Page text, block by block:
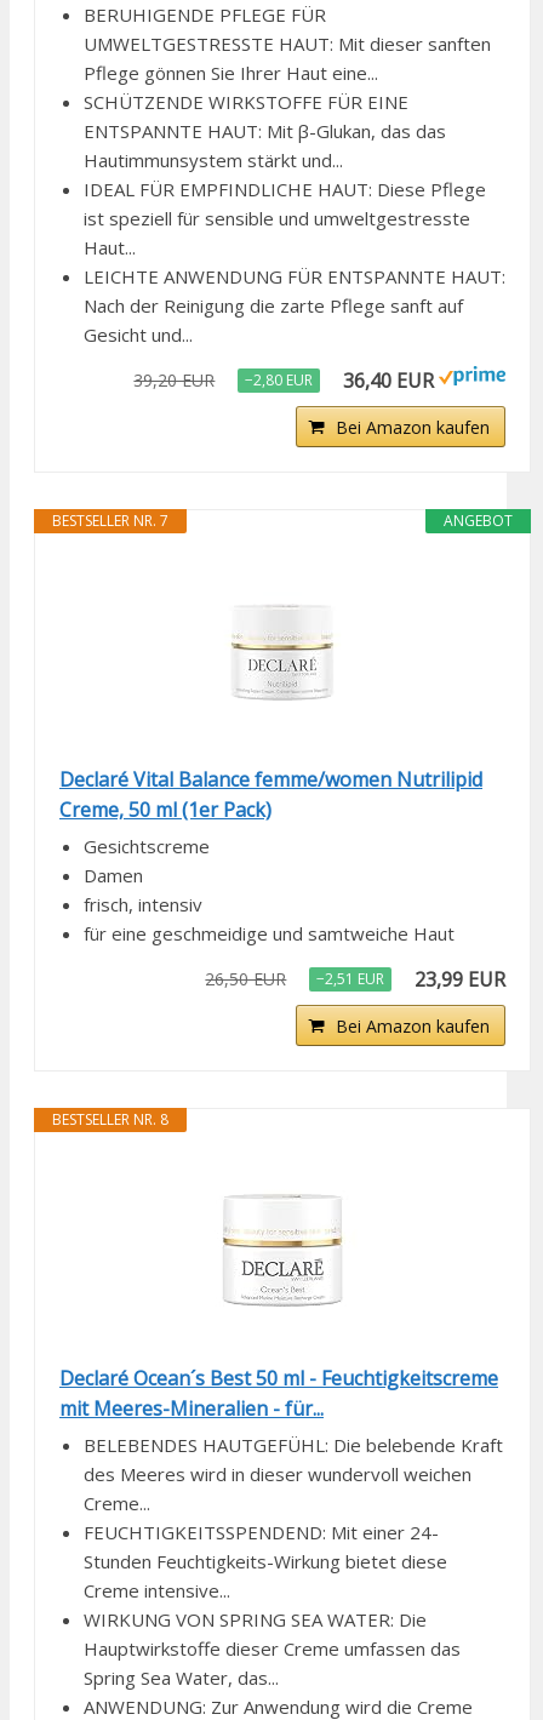
BERUHIGENDE PFLEGE FÜR
UMWELTGESTRESSTE HAUT: Mit dieser sanften
Pflege gönnen Sie Ihrer Haut eine...
SCHÜTZENDE WIRKSTOFFE FÜR EINE
ENTSPANNTE HAUT: Mit β-Glukan, das das
Hautimmunsystem stärkt und...
IDEAL FÜR EMPFINDLICHE HAUT: Diese Pflege
ist speziell für sensible und umweltgestresste
Haut...
LEICHTE ANWENDUNG FÜR ENTSPANNTE HAUT:
Nach der Reinigung die zarte Pflege sanft auf
Gesicht und...
39,20 EUR −2,80 EUR 36,40 EUR
Bei Amazon kaufen
ANGEBOT
BESTSELLER NR. 7
Declaré Vital Balance femme/women Nutrilipid
Creme, 50 ml (1er Pack)
Gesichtscreme
Damen
frisch, intensiv
für eine geschmeidige und samtweiche Haut
26,50 EUR −2,51 EUR 23,99 EUR
Bei Amazon kaufen
BESTSELLER NR. 8
Declaré Ocean´s Best 50 ml - Feuchtigkeitscreme
mit Meeres-Mineralien - für...
BELEBENDES HAUTGEFÜHL: Die belebende Kraft
des Meeres wird in dieser wundervoll weichen
Creme...
FEUCHTIGKEITSSPENDEND: Mit einer 24-
Stunden Feuchtigkeits-Wirkung bietet diese
Creme intensive...
WIRKUNG VON SPRING SEA WATER: Die
Hauptwirkstoffe dieser Creme umfassen das
Spring Sea Water, das...
ANWENDUNG: Zur Anwendung wird die Creme